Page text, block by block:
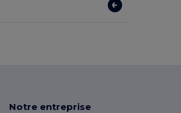
Notre entreprise